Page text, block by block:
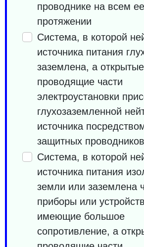
проводнике на всем ее
протяжении
Система, в которой
источника питания
заземлена, а открытые
проводящие части
электроустановки
глухозаземленной
источника
защитных проводников
Система, в которой
источника питания
земли или заземлена
приборы или
имеющие большое
сопротивление, а